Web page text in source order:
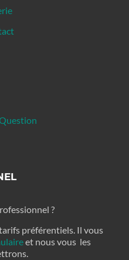
?
préférentiels. Il vous
et nous vous les